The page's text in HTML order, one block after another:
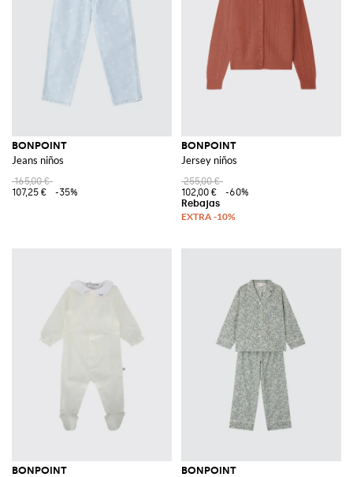
BONPOINT
Jeans niños
165,00 €
107,25 €
-35%
BONPOINT
Jersey niños
255,00 €
102,00 €
-60%
BONPOINT BONPOINT